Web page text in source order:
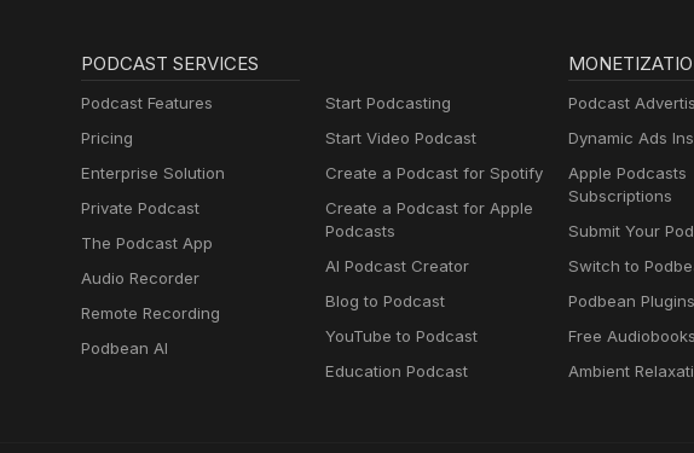
PODCAST SERVICES
Podcast Features
Pricing
Enterprise Solution
Private Podcast
The Podcast App
Audio Recorder
Remote Recording
Podbean AI
Start Podcasting
Start Video Podcast
Create a Podcast for Spotify
Create a Podcast for Apple
Podcasts
AI Podcast Creator
Blog to Podcast
YouTube to Podcast
Education Podcast
Podcast
Dynamic Ads
Apple Podcasts
Subscriptions
Submit Your
Switch to
Podbean Plugins
Free Audiobooks
Ambient